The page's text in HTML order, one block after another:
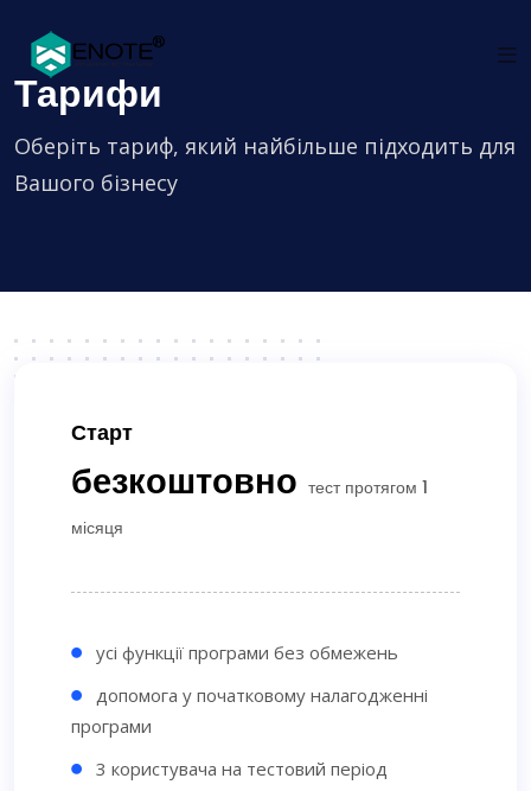
Тарифи
Оберіть тариф, який найбільше підходить для
Вашого бізнесу
Старт
безкоштовно тест протягом 1
місяця
усі функції програми без обмежень
допомога у початковому налагодженні
програми
3 користувача на тестовий період